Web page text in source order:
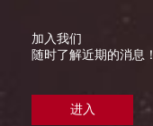
加入我们
随时了解近期的消息！
进入